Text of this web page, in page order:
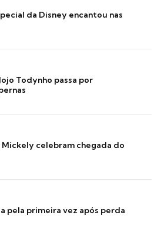
da Disney encantou nas
Todynho passa por
Mickely celebram chegada do
pela primeira vez após perda